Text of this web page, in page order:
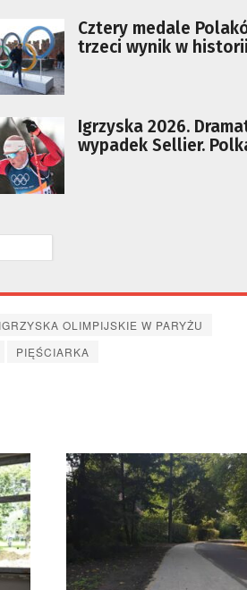
Cztery medale
trzeci wynik w
Igrzyska 2026.
wypadek Sellier.
IGRZYSKA OLIMPIJSKIE W PARYŻU
PIĘŚCIARKA